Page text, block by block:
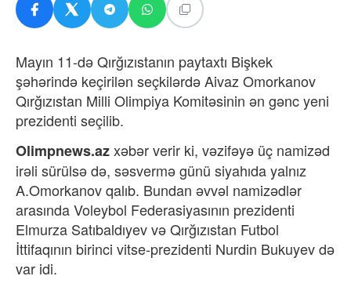
Mayın 11-də Qırğızıstanın paytaxtı Bişkek
şəhərində keçirilən seçkilərdə Aivaz Omorkanov
Qırğızıstan Milli Olimpiya Komitəsinin ən gənc yeni
prezidenti seçilib.
Olimpnews.azxəbər verir ki, vəzifəyə üç namizəd
irəli sürülsə də, səsvermə günü siyahıda yalnız
A.Omorkanov qalıb. Bundan əvvəl namizədlər
arasında Voleybol Federasiyasının prezidenti
Elmurza Satıbaldıyev və Qırğızıstan Futbol
İttifaqının birinci vitse-prezidenti Nurdin Bukuyev də
var idi.